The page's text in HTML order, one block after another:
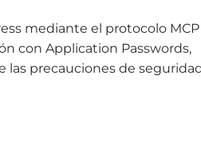
mediante el protocolo
con Application Passwords,
las precauciones de seguridad